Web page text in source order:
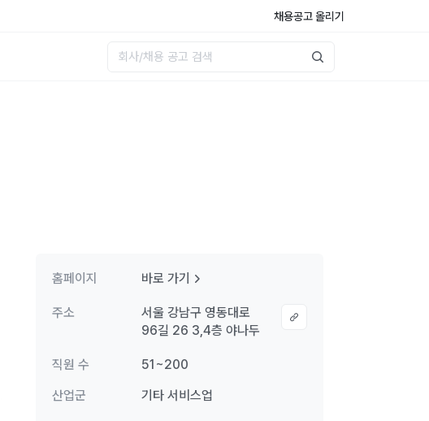
채용공고 올리기
홈페이지 바로 가기
주소
서울 강남구 영동대로
96길 26 3,4층 야나두
직원 수
51~200
산업군
기타 서비스업